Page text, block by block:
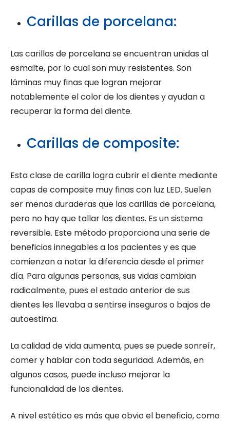
Carillas de porcelana:
Las carillas de porcelana se encuentran unidas al
esmalte, por lo cual son muy resistentes. Son
láminas muy finas que logran mejorar
notablemente el color de los dientes y ayudan a
recuperar la forma del diente.
Carillas de composite:
Esta clase de carilla logra cubrir el diente mediante
capas de composite muy finas con luz LED. Suelen
ser menos duraderas que las carillas de porcelana,
pero no hay que tallar los dientes. Es un sistema
reversible. Este método proporciona una serie de
beneficios innegables a los pacientes y es que
comienzan a notar la diferencia desde el primer
día. Para algunas personas, sus vidas cambian
radicalmente, pues el estado anterior de sus
dientes les llevaba a sentirse inseguros o bajos de
autoestima.
La calidad de vida aumenta, pues se puede sonreír,
comer y hablar con toda seguridad. Además, en
algunos casos, puede incluso mejorar la
funcionalidad de los dientes.
A nivel estético es más que obvio el beneficio, como